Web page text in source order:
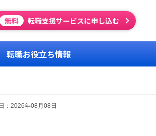
無料 転職支援サービスに申し込む
転職お役立ち情報
：2026年08月08日